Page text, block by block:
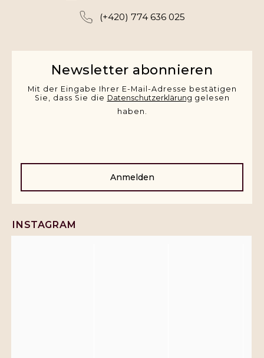
(+420) 774 636 025
Newsletter abonnieren
Mit der Eingabe Ihrer E-Mail-Adresse bestätigen
Sie, dass Sie die Datenschutzerklärung gelesen
haben.
Anmelden
INSTAGRAM